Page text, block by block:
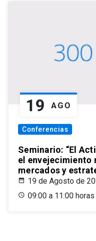
19 AGO
Conferencias
Seminario: “El
el envejecimiento
mercados y
19 de Agosto de
09:00 a 11:00 horas